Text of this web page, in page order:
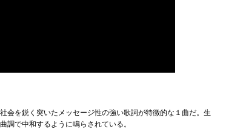
会を鋭く突いたメッセージ性の強い歌詞が特徴的な１曲だ。生
調で中和するように鳴らされている。